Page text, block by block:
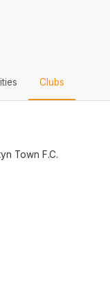
Clubs
Town F.C.